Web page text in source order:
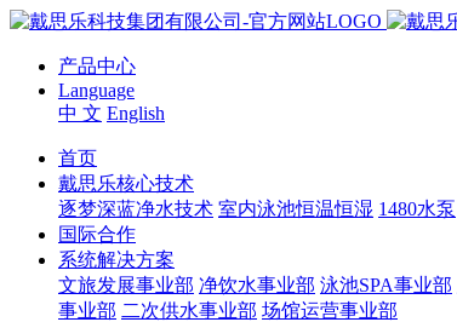
产品中心
Language
中 文 English
首页
戴思乐核心技术
逐梦深蓝净水技术 室内泳池恒温恒湿 1480水泵
国际合作
系统解决方案
文旅发展事业部 净饮水事业部 泳池SPA事业部
事业部 二次供水事业部 场馆运营事业部